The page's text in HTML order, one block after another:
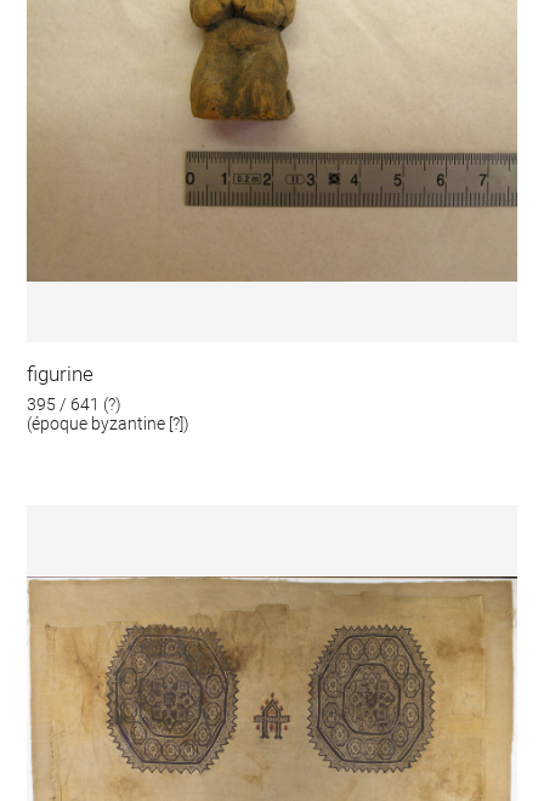
figurine
395 / 641 (?)
(époque byzantine [?])